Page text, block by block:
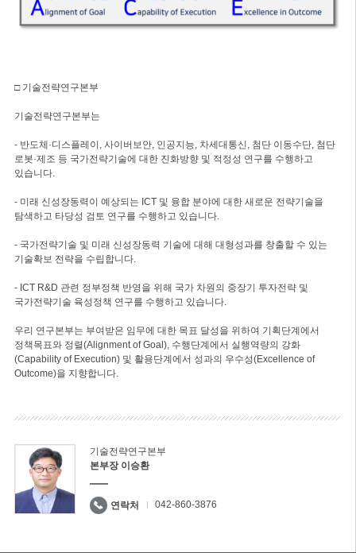
□ 기술전략연구본부
기술전략연구본부는
- 반도체·디스플레이, 사이버보안, 인공지능, 차세대통신, 첨단 이동수단, 첨단
로봇·제조 등 국가전략기술에 대한 진화방향 및 적정성 연구를 수행하고
있습니다.
- 미래 신성장동력이 예상되는 ICT 및 융합 분야에 대한 새로운 전략기술을
탐색하고 타당성 검토 연구를 수행하고 있습니다.
- 국가전략기술 및 미래 신성장동력 기술에 대해 대형성과를 창출할 수 있는
기술확보 전략을 수립합니다.
- ICT R&D 관련 정부정책 반영을 위해 국가 차원의 중장기 투자전략 및
국가전략기술 육성정책 연구를 수행하고 있습니다.
우리 연구본부는 부여받은 임무에 대한 목표 달성을 위하여 기획단계에서
정책목표와 정렬(Alignment of Goal), 수행단계에서 실행역량의 강화
(Capability of Execution) 및 활용단계에서 성과의 우수성(Excellence of
Outcome)을 지향합니다.
기술전략연구본부
본부장 이승환
연락처 042-860-3876